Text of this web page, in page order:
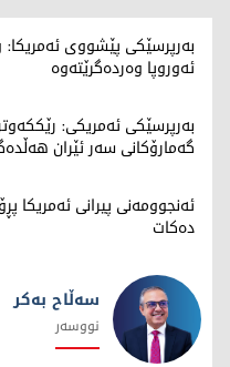
بەرپرسێکی پێشووی
ئەوروپا وەردەگرێتەوە
بەرپرسێکی ئەمریکی:
گەمارۆکانی سەر ئێران
ئەنجوومەنی پیرانی ئەمریکا
ده‌كات
سەڵاح بەکر
نووسەر